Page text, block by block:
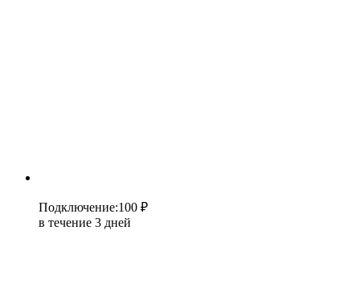
Подключение:100 ₽
в течение 3 дней